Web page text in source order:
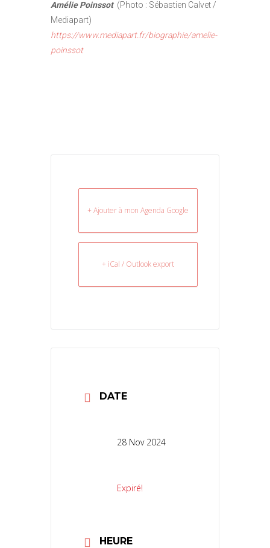
Amélie Poinssot (Photo : Sébastien Calvet /
Mediapart)
https://www.mediapart.fr/biographie/amelie-
poinssot
+ Ajouter à mon Agenda Google
+ iCal / Outlook export
DATE
28 Nov 2024
Expiré!
HEURE